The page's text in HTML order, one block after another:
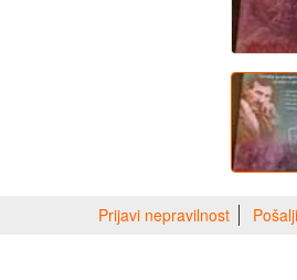
Prijavi nepravilnost